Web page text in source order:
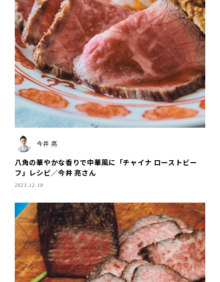
今井 亮
八角の華やかな香りで中華風に「チャイナ ローストビー
フ」レシピ／今井 亮さん
2023.12.10